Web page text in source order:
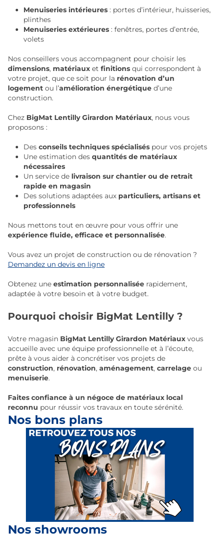
Menuiseries intérieures : portes d’intérieur, huisseries,
plinthes
Menuiseries extérieures : fenêtres, portes d’entrée,
volets
Nos conseillers vous accompagnent pour choisir les
dimensions, matériaux et finitions qui correspondent à
votre projet, que ce soit pour la rénovation d’un
logement ou l’amélioration énergétique d’une
construction.
Chez BigMat Lentilly Girardon Matériaux, nous vous
proposons :
Des conseils techniques spécialisés pour vos projets
Une estimation des quantités de matériaux
nécessaires
Un service de livraison sur chantier ou de retrait
rapide en magasin
Des solutions adaptées aux particuliers, artisans et
professionnels
Nous mettons tout en œuvre pour vous offrir une
expérience fluide, efficace et personnalisée.
Vous avez un projet de construction ou de rénovation ?
Demandez un devis en ligne
Obtenez une estimation personnalisée rapidement,
adaptée à votre besoin et à votre budget.
Pourquoi choisir BigMat Lentilly ?
Votre magasin BigMat Lentilly Girardon Matériaux vous
accueille avec une équipe professionnelle et à l’écoute,
prête à vous aider à concrétiser vos projets de
construction, rénovation, aménagement, carrelage ou
menuiserie.
Faites confiance à un négoce de matériaux local
reconnu pour réussir vos travaux en toute sérénité.
Nos bons plans
Nos showrooms